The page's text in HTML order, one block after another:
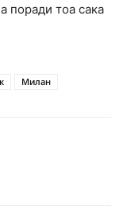
поради тоа сака
Милан